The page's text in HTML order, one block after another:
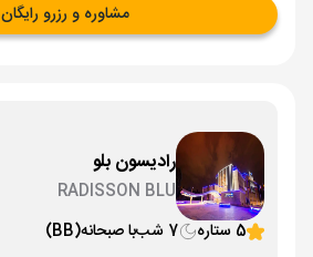
مشاوره و رزرو رایگان
رادیسون بلو
RADISSON BLU
5 ستاره
7 شب با صبحانه(BB)